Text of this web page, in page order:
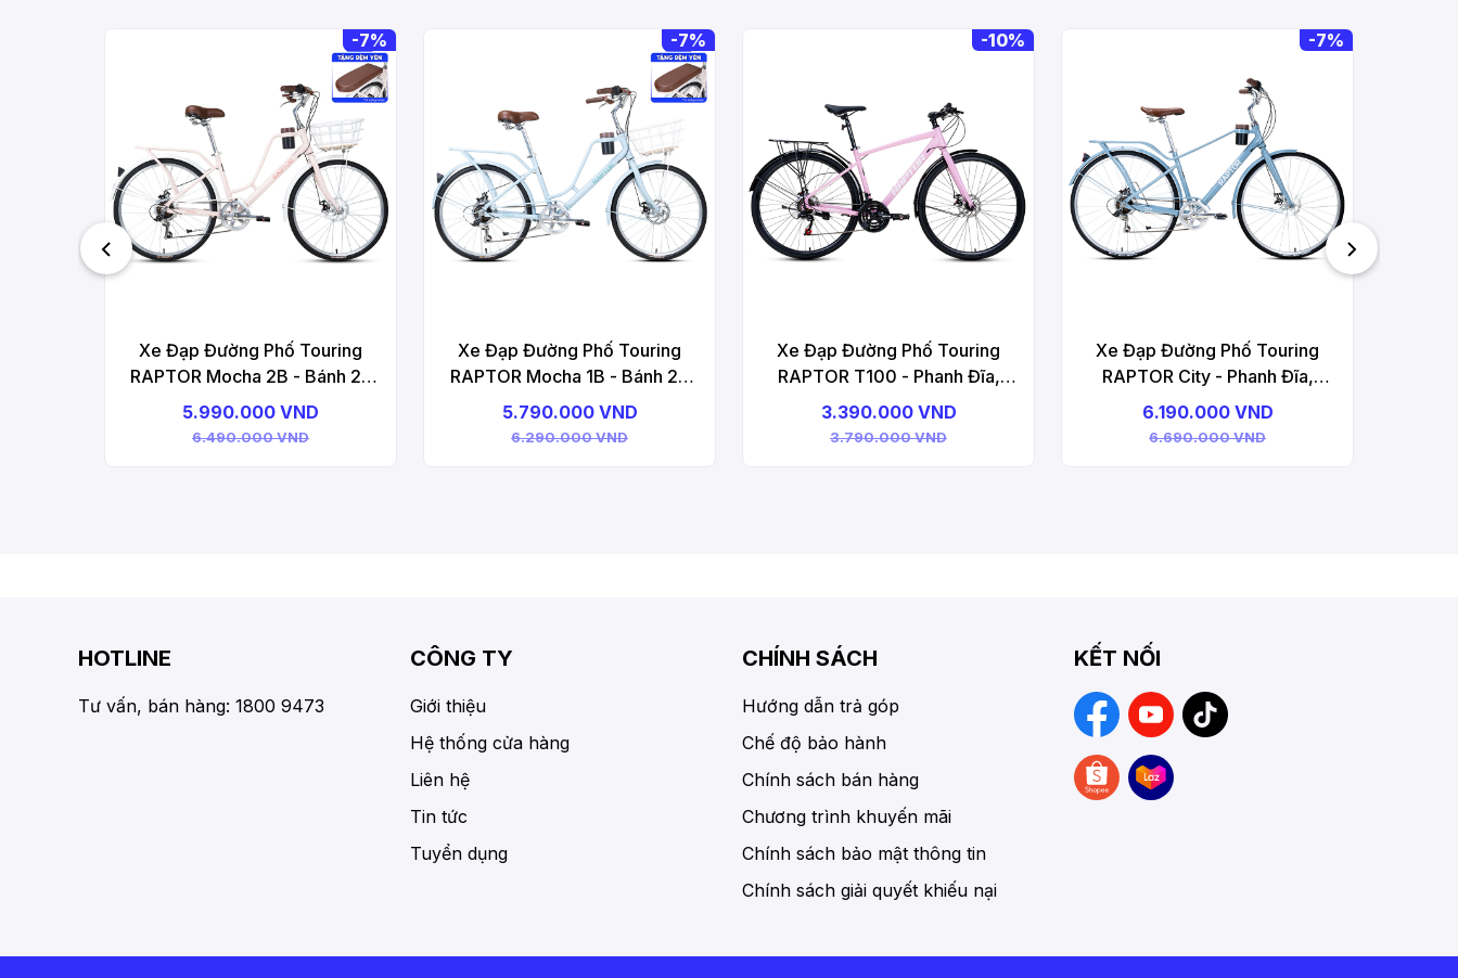
-7%
Xe Đạp Đường Phố Touring
RAPTOR Mocha 2B - Bánh 26
Inches
5.990.000 VND
6.490.000 VND
-7%
Xe Đạp Đường Phố Touring
RAPTOR Mocha 1B - Bánh 24
Inches
5.790.000 VND
6.290.000 VND
-10%
Xe Đạp Đường Phố Touring
RAPTOR T100 - Phanh Đĩa,
Bánh 700C
3.390.000 VND
3.790.000 VND
-7%
Xe Đạp Đường Phố Touring
RAPTOR City - Phanh Đĩa,
Bánh 700C
6.190.000 VND
6.690.000 VND
HOTLINE
Tư vấn, bán hàng: 1800 9473
CÔNG TY
Giới thiệu
Hệ thống cửa hàng
Liên hệ
Tin tức
Tuyển dụng
CHÍNH SÁCH
Hướng dẫn trả góp
Chế độ bảo hành
Chính sách bán hàng
Chương trình khuyến mãi
Chính sách bảo mật thông tin
Chính sách giải quyết khiếu nại
KẾT NỐI